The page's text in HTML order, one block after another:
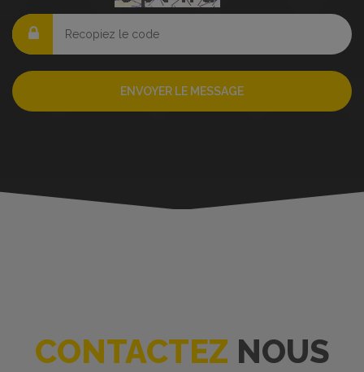
ENVOYER LE MESSAGE
CONTACTEZ NOUS